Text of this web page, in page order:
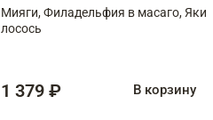
Мияги, Филадельфия в масаго, Яки
лосось
1 379 ₽ В корзину